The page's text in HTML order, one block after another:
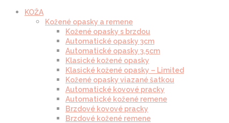
KOŽA
Kožené opasky a remene
Kožené opasky s brzdou
Automatické opasky 3cm
Automatické opasky 3.5cm
Klasické kožené opasky
Klasické kožené opasky – Limited
Kožené opasky viazané šatkou
Automatické kovové pracky
Automatické kožené remene
Brzdové kovové pracky
Brzdové kožené remene